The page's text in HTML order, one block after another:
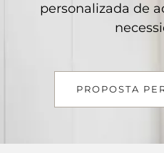
personalizada de
PROPOSTA